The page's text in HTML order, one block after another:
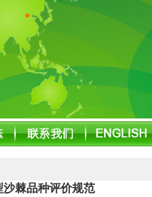
沙棘品种评价规范